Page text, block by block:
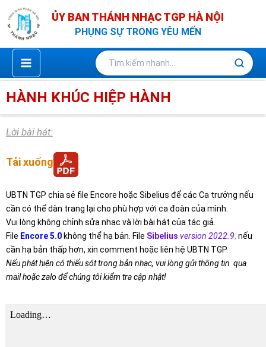
Nhảy
tới
nội
dung
ỦY BAN THÁNH NHẠC TGP HÀ NỘI
PHỤNG SỰ TRONG YÊU MẾN
HÀNH KHÚC HIỆP HÀNH
Lời bài hát:
Tải xuống
UBTN TGP chia sẻ file Encore hoặc Sibelius để các Ca trưởng nếu
cần có thể dàn trang lại cho phù hợp với ca đoàn của mình.
Vui lòng không chỉnh sửa nhạc và lời bài hát của tác giả.
File Encore 5.0 không thể hạ bản. File Sibelius version 2022.9, nếu
cần hạ bản thấp hơn, xin comment hoặc liên hệ UBTN TGP.
Nếu phát hiện có thiếu sót trong bản nhạc, vui lòng gửi thông tin qua
mail hoặc zalo để chúng tôi kiểm tra cập nhật!